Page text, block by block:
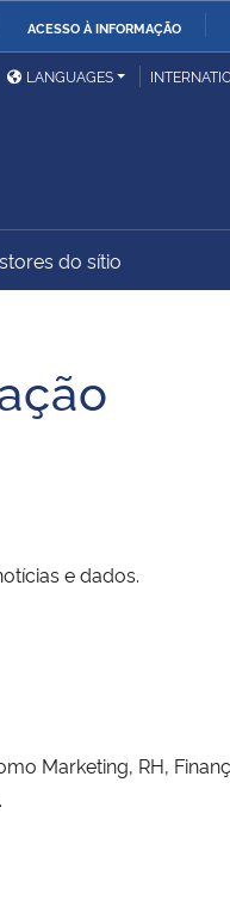
ACESSO À INFORMAÇÃO
das Relações
Geral da
Central do Brasil
LANGUAGES
do sítio
e dados.
Marketing, RH,